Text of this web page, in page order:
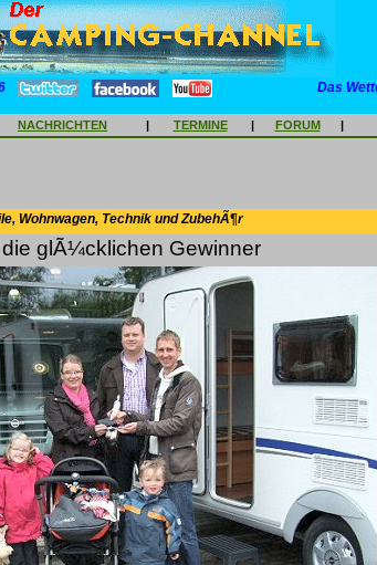
Das
NACHRICHTEN | TERMINE | FORUM |
Wohnwagen, Technik und ZubehÃ¶r
glÃ¼cklichen Gewinner